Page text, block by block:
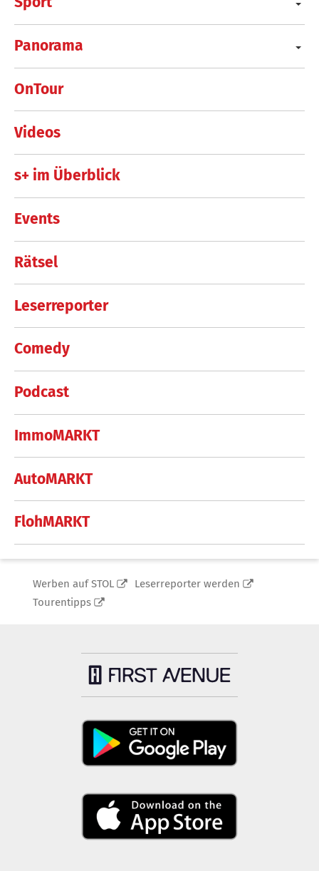
Panorama
OnTour
Videos
s+ im Überblick
Events
Rätsel
Leserreporter
Comedy
Podcast
ImmoMARKT
AutoMARKT
FlohMARKT
Werben auf STOL
Leserreporter werden
Tourentipps